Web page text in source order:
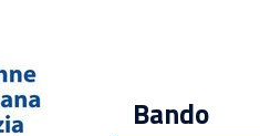
Bando